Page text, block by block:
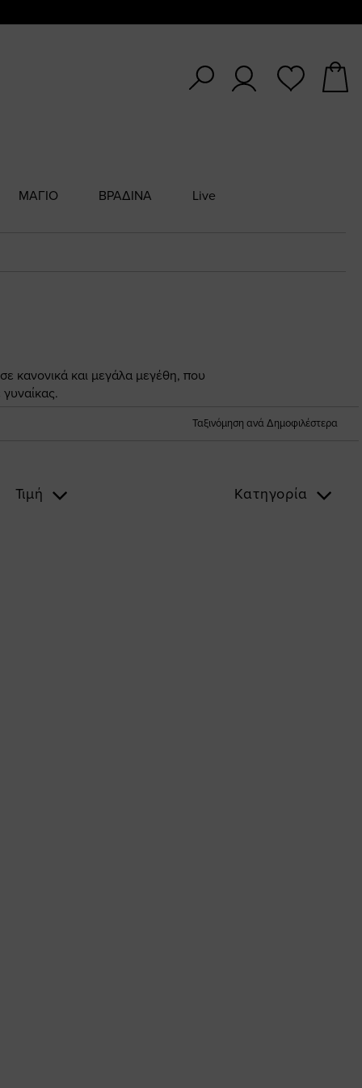
ΜΑΓΙΟ ΒΡΑΔΙΝΑ Live
κανονικά και μεγάλα μεγέθη, που
Ταξινόμηση ανά Δημοφιλέστερα
Τιμή Κατηγορία